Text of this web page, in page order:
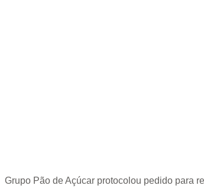
Grupo Pão de Açúcar protocolou pedido para